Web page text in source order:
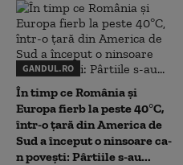
GANDUL.RO
În timp ce România și
Europa fierb la peste 40°C,
într-o țară din America de
Sud a început o ninsoare ca-
n povești: Pârtiile s-au...